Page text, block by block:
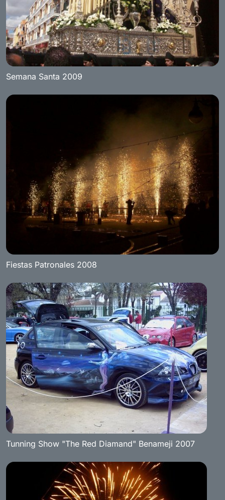
Semana Santa 2009
Fiestas Patronales 2008
Tunning Show "The Red Diamand" Benameji 2007